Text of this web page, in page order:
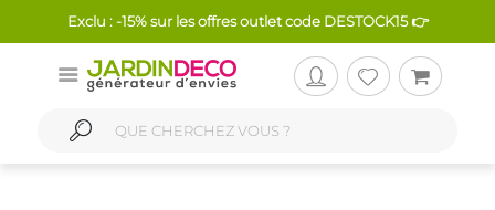
Exclu : -15% sur les offres outlet code DESTOCK15 👉